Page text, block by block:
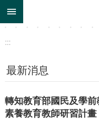
跳到主要內容區塊
:::
最新消息
轉知教育部國民及學
素養教育教師研習計